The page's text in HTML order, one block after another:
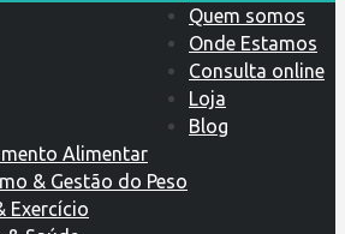
Quem somos
Onde Estamos
Consulta online
Loja
Blog
Alimentar
& Gestão do Peso
Exercício